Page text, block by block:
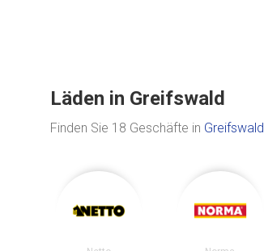
Läden in Greifswald
Finden Sie 18 Geschäfte in Greifswald